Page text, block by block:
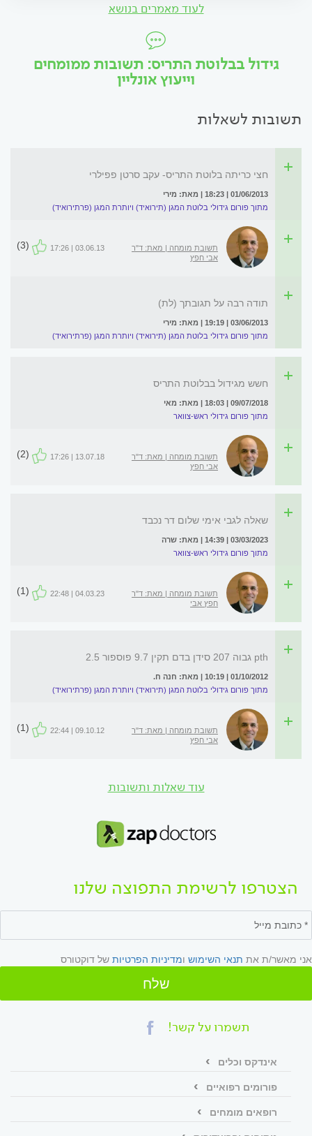
לעוד מאמרים בנושא
גידול בבלוטת התריס: תשובות ממומחים
וייעוץ אונליין
תשובות לשאלות
חצי כריתה בלוטת התריס- עקב סרטן פפילרי
01/06/2013 | 18:23 | מאת: מירי
מתוך פורום גידולי בלוטת המגן (תירואיד) ויותרת המגן (פרתירואיד)
תשובת מומחה | מאת: ד"ר
אבי חפץ
03.06.13 | 17:26
(3)
תודה רבה על תגובתך (לת)
03/06/2013 | 19:19 | מאת: מירי
מתוך פורום גידולי בלוטת המגן (תירואיד) ויותרת המגן (פרתירואיד)
חשש מגידול בבלוטת התריס
09/07/2018 | 18:03 | מאת: מאי
מתוך פורום גידולי ראש-צוואר
תשובת מומחה | מאת: ד"ר
אבי חפץ
13.07.18 | 17:26
(2)
שאלה לגבי אימי שלום דר נכבד
03/03/2023 | 14:39 | מאת: שרה
מתוך פורום גידולי ראש-צוואר
תשובת מומחה | מאת: ד"ר
חפץ אבי
04.03.23 | 22:48
(1)
pth גבוה 207 סידן בדם תקין 9.7 פוספור 2.5
01/10/2012 | 10:19 | מאת: חנה ח.
מתוך פורום גידולי בלוטת המגן (תירואיד) ויותרת המגן (פרתירואיד)
תשובת מומחה | מאת: ד"ר
אבי חפץ
09.10.12 | 22:44
(1)
עוד שאלות ותשובות
הצטרפו לרשימת התפוצה שלנו
אני מאשר/ת את תנאי השימוש ומדיניות הפרטיות של דוקטורס
שלח
תשמרו על קשר!
אינדקס וכלים
פורומים רפואיים
רופאים מומחים